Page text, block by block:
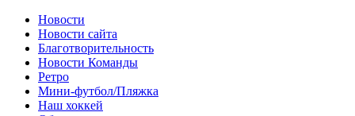
Новости
Новости сайта
Благотворительность
Новости Команды
Ретро
Мини-футбол/Пляжка
Наш хоккей